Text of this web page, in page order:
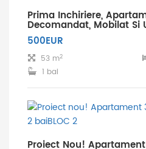
Prima Inchiriere,
Decomandat, Mobilat Si
500EUR
53 m2
1 bai
Proiect Nou!